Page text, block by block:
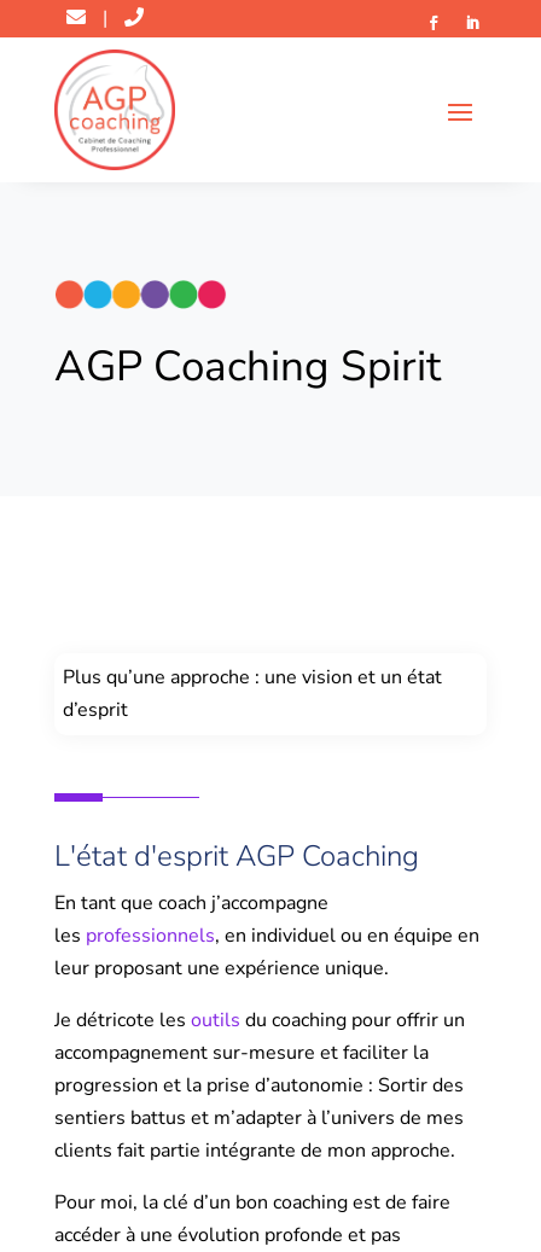
|
AGP Coaching Spirit
Plus qu’une approche : une vision et un état
d’esprit
L'état d'esprit AGP Coaching
En tant que coach j’accompagne
les professionnels, en individuel ou en équipe en
leur proposant une expérience unique.
Je détricote les outils du coaching pour offrir un
accompagnement sur-mesure et faciliter la
progression et la prise d’autonomie : Sortir des
sentiers battus et m’adapter à l’univers de mes
clients fait partie intégrante de mon approche.
Pour moi, la clé d’un bon coaching est de faire
accéder à une évolution profonde et pas